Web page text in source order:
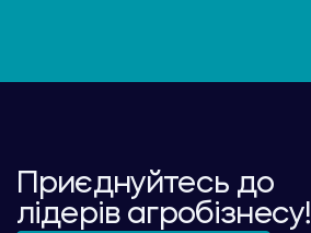
Приєднуйтесь до
лідерів агробізнесу!